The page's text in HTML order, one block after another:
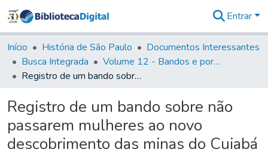
&
Coleções
Tudo na
Biblioteca
Estatísticas
Entrar
Início História de São Paulo
Documentos Interessantes
Busca Integrada
Volume 12 - Bandos e portarias de Rodrigo César de Menezes
Registro de um bando sobre não passarem mulheres ao novo descobrimento das minas do Cuiabá
Registro de um bando sobre não
passarem mulheres ao novo
descobrimento das minas do Cuiabá